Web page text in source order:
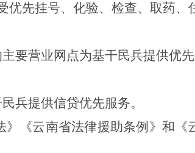
优先挂号、化验、检查、取药、
要营业网点为基干民兵提供优先
兵提供信贷优先服务。
《云南省法律援助条例》和《